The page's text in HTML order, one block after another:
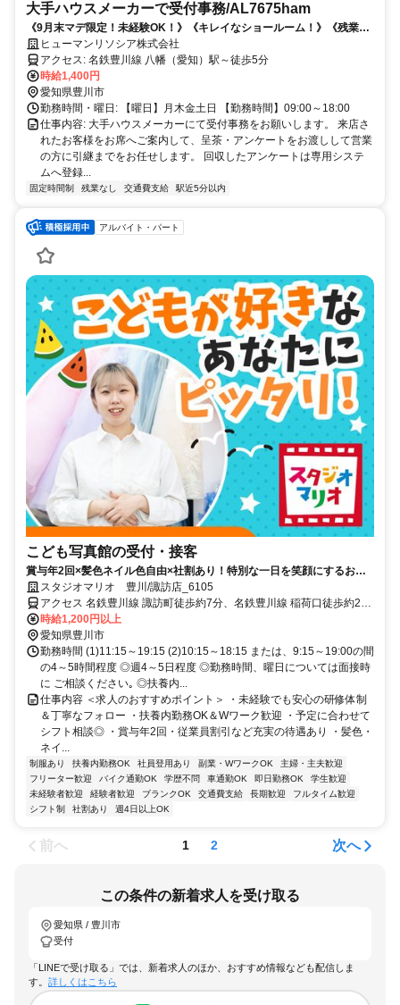
大手ハウスメーカーで受付事務/AL7675ham
《9月末マデ限定！未経験OK！》《キレイなショールーム！》《残業ナ
シ！》《制服あり！更衣室完備！》
ヒューマンリソシア株式会社
アクセス: 名鉄豊川線 八幡（愛知）駅～徒歩5分
時給1,400円
愛知県豊川市
勤務時間・曜日: 【曜日】月木金土日 【勤務時間】09:00～18:00
仕事内容: 大手ハウスメーカーにて受付事務をお願いします。 来店さ
れたお客様をお席へご案内して、呈茶・アンケートをお渡しして営業
の方に引継までをお任せします。 回収したアンケートは専用システ
ムへ登録...
固定時間制 残業なし 交通費支給 駅近5分以内
アルバイト・パート
こども写真館の受付・接客
賞与年2回×髪色ネイル色自由×社割あり！特別な一日を笑顔にするお仕
事♪ スタジオマリオ 豊川/諏訪店_6105
アクセス 名鉄豊川線 諏訪町徒歩約7分、名鉄豊川線 稲荷口徒歩約23
分、名鉄豊川線 八幡（愛知県）徒歩約27分 名鉄豊川線「諏訪町駅」
徒歩6分
時給1,200円以上
愛知県豊川市
勤務時間 (1)11:15～19:15 (2)10:15～18:15 または、9:15～19:00の間
の4～5時間程度 ◎週4～5日程度 ◎勤務時間、曜日については面接時
に ご相談ください｡ ◎扶養内...
仕事内容 ＜求人のおすすめポイント＞ ・未経験でも安心の研修体制
＆丁寧なフォロー ・扶養内勤務OK＆Wワーク歓迎 ・予定に合わせて
シフト相談◎ ・賞与年2回・従業員割引など充実の待遇あり ・髪色・
ネイ...
制服あり 扶養内勤務OK 社員登用あり 副業・WワークOK
主婦・主夫歓迎
フリーター歓迎
バイク通勤OK 学歴不問 車通勤OK 即日勤務OK
学生歓迎
未経験者歓迎
経験者歓迎 ブランクOK 交通費支給 長期歓迎
フルタイム歓迎
シフト制
社割あり 週4日以上OK
前へ 1 2 次へ
この条件の新着求人を受け取る
愛知県 / 豊川市
受付
「LINEで受け取る」では、新着求人のほか、おすすめ情報なども配信しま
す。 詳しくはこちら